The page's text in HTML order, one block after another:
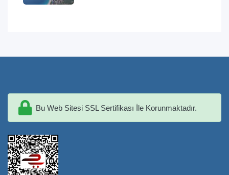
Bu Web Sitesi SSL Sertifikası İle Korunmaktadır.